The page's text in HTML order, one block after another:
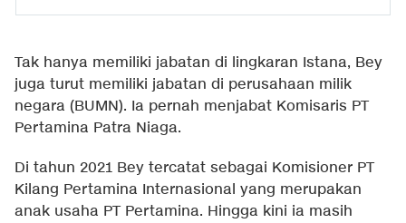
Tak hanya memiliki jabatan di lingkaran Istana, Bey
juga turut memiliki jabatan di perusahaan milik
negara (BUMN). Ia pernah menjabat Komisaris PT
Pertamina Patra Niaga.
Di tahun 2021 Bey tercatat sebagai Komisioner PT
Kilang Pertamina Internasional yang merupakan
anak usaha PT Pertamina. Hingga kini ia masih